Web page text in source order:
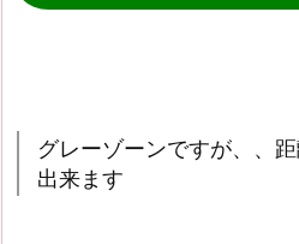
グレーゾーンですが、、
出来ます